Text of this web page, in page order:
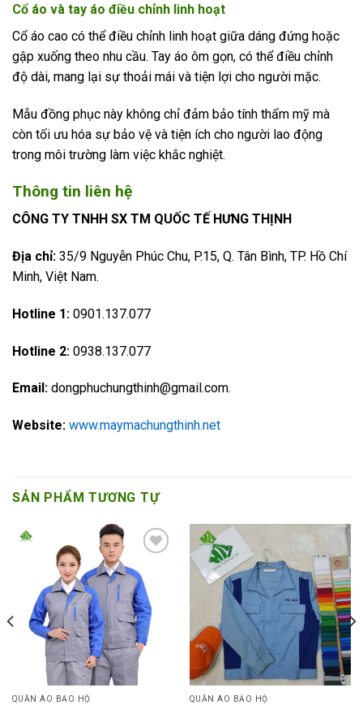
Cổ áo và tay áo điều chỉnh linh hoạt
Cổ áo cao có thể điều chỉnh linh hoạt giữa dáng đứng hoặc
gập xuống theo nhu cầu. Tay áo ôm gọn, có thể điều chỉnh
độ dài, mang lại sự thoải mái và tiện lợi cho người mặc.
Mẫu đồng phục này không chỉ đảm bảo tính thẩm mỹ mà
còn tối ưu hóa sự bảo vệ và tiện ích cho người lao động
trong môi trường làm việc khắc nghiệt.
Thông tin liên hệ
CÔNG TY TNHH SX TM QUỐC TẾ HƯNG THỊNH
Địa chỉ: 35/9 Nguyễn Phúc Chu, P.15, Q. Tân Bình, TP. Hồ Chí
Minh, Việt Nam.
Hotline 1: 0901.137.077
Hotline 2: 0938.137.077
Email: dongphuchungthinh@gmail.com.
Website: www.maymachungthinh.net
SẢN PHẨM TƯƠNG TỰ
Add to
Wishlist
QUẦN ÁO BẢO HỘ
Add to
Wishlist
QUẦN ÁO BẢO HỘ